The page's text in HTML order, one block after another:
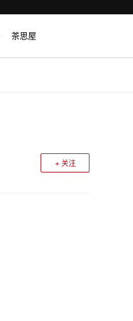
茶思屋
+ 关注